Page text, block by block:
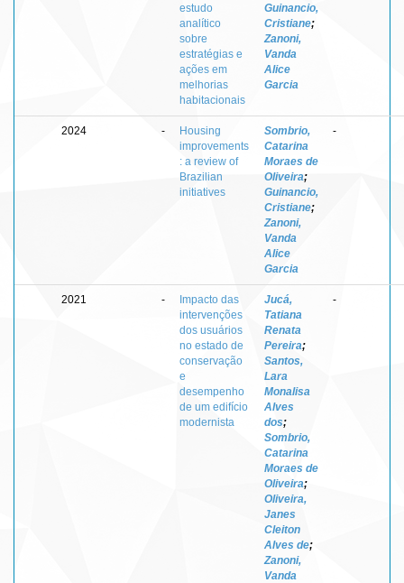
estudo
analítico
sobre
estratégias e
ações em
melhorias
habitacionais
Guinancio,
Cristiane;
Zanoni,
Vanda
Alice
Garcia
2024 -
Housing
improvements
: a review of
Brazilian
initiatives
Sombrio,
Catarina
Moraes de
Oliveira;
Guinancio,
Cristiane;
Zanoni,
Vanda
Alice
Garcia
-
2021 -
Impacto das
intervenções
dos usuários
no estado de
conservação
e
desempenho
de um edifício
modernista
Jucá,
Tatiana
Renata
Pereira;
Santos,
Lara
Monalisa
Alves
dos;
Sombrio,
Catarina
Moraes de
Oliveira;
Oliveira,
Janes
Cleiton
Alves de;
Zanoni,
Vanda
-